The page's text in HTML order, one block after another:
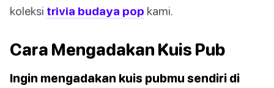
koleksi trivia budaya pop kami.
Cara Mengadakan Kuis Pub
Ingin mengadakan kuis pubmu sendiri di